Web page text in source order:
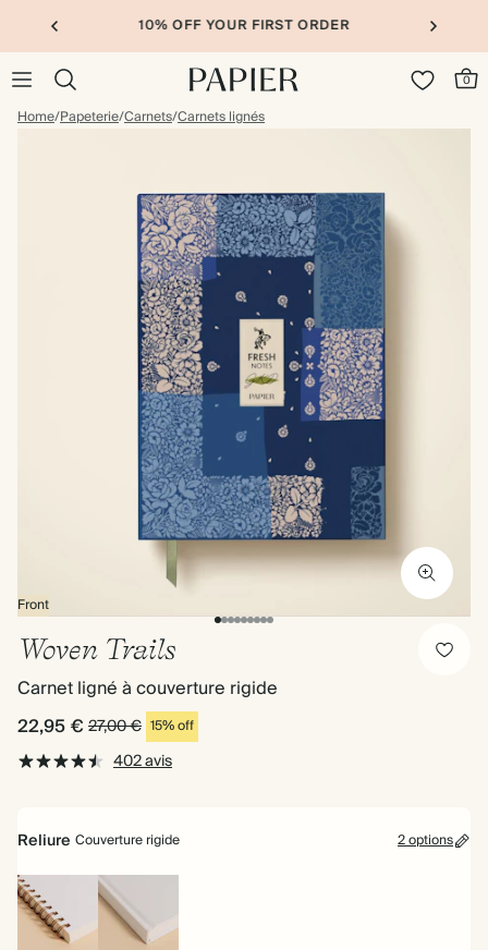
10% OFF YOUR FIRST ORDER
0
Home/Papeterie/Carnets/Carnets lignés
Front
Woven Trails
Carnet ligné à couverture rigide
22,95 € 27,00 € 15% off
402 avis
Reliure Couverture rigide 2 options